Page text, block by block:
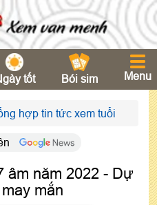
tốt Bói sim Menu
hợp tin tức xem tuổi
âm năm 2022 - Dự
mắn